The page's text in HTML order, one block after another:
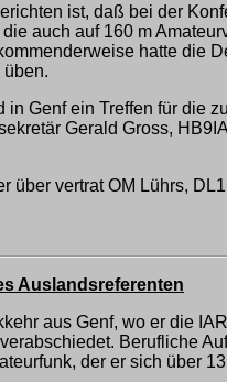
ist, daß bei der
auch auf 160 m
hatte die
in Genf ein Treffen für die
Gerald Gross,
über vertrat OM Lührs,
Auslandsreferenten
aus Genf, wo er die
Berufliche
der er sich über